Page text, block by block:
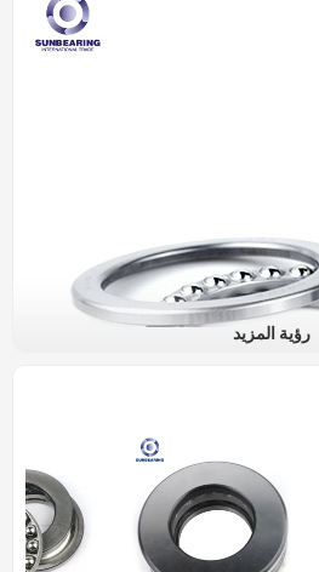
قياس
اضعا
رؤية المزيد